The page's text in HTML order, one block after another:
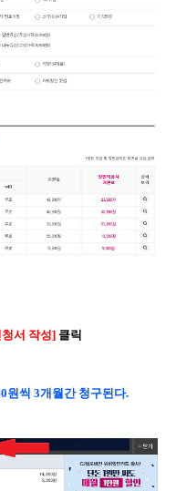
서 작성]클릭
원씩 3개월간 청구된다.